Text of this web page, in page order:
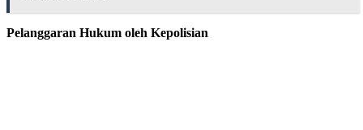
Pelanggaran Hukum oleh Kepolisian